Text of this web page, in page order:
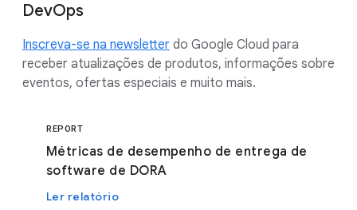
DevOps
Inscreva-se na newsletter do Google Cloud para
receber atualizações de produtos, informações sobre
eventos, ofertas especiais e muito mais.
REPORT
Métricas de desempenho de entrega de
software de DORA
Ler relatório